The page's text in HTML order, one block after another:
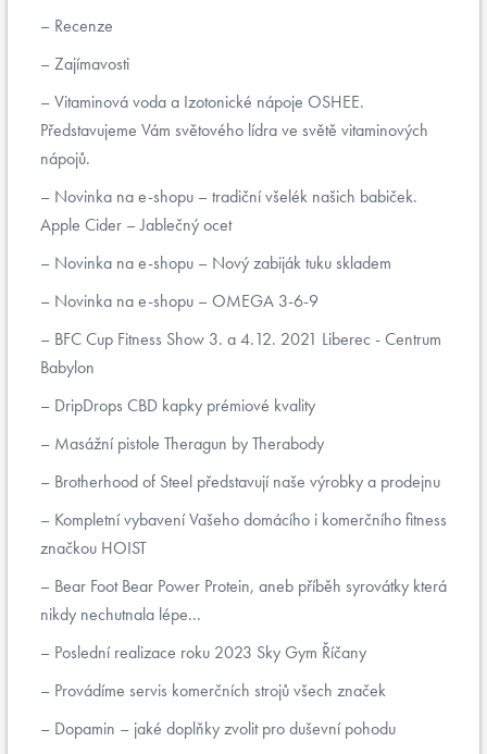
Recenze
Zajímavosti
Vitaminová voda a Izotonické nápoje OSHEE.
Představujeme Vám světového lídra ve světě vitaminových
nápojů.
Novinka na e-shopu – tradiční všelék našich babiček.
Apple Cider – Jablečný ocet
Novinka na e-shopu – Nový zabiják tuku skladem
Novinka na e-shopu – OMEGA 3-6-9
BFC Cup Fitness Show 3. a 4.12. 2021 Liberec - Centrum
Babylon
DripDrops CBD kapky prémiové kvality
Masážní pistole Theragun by Therabody
Brotherhood of Steel představují naše výrobky a prodejnu
Kompletní vybavení Vašeho domácího i komerčního fitness
značkou HOIST
Bear Foot Bear Power Protein, aneb příběh syrovátky která
nikdy nechutnala lépe...
Poslední realizace roku 2023 Sky Gym Říčany
Provádíme servis komerčních strojů všech značek
Dopamin – jaké doplňky zvolit pro duševní pohodu